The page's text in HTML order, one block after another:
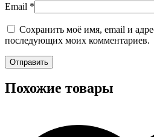
Email *
Сохранить моё имя, email и
последующих моих комментариев.
Похожие товары